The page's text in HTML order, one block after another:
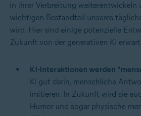
in ihrer Verbreitung weiterentwickeln
wichtigen Bestandteil unseres
wird. Hier sind einige potenzielle
Zukunft von der generativen KI
KI-Interaktionen werden
KI gut darin, menschliche
imitieren. In Zukunft wird sie
Humor und sogar physische